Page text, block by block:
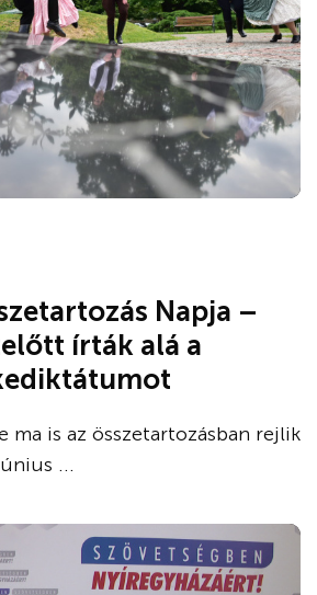
Napja –
írták alá a
ma is az összetartozásban rejlik
...